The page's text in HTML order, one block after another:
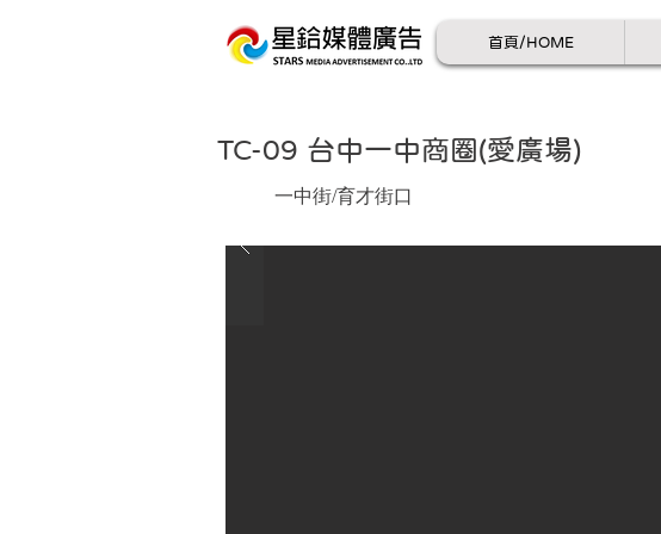
首頁/HOME
TC-09 台中一中商圈(愛廣場)
一中街/育才街口